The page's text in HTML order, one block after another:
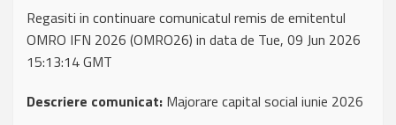
Regasiti in continuare comunicatul remis de emitentul
OMRO IFN 2026 (OMRO26) in data de Tue, 09 Jun 2026
15:13:14 GMT
Descriere comunicat: Majorare capital social iunie 2026